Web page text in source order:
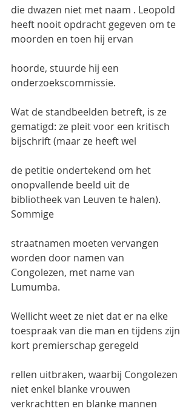
die dwazen niet met naam . Leopold
heeft nooit opdracht gegeven om te
moorden en toen hij ervan
hoorde, stuurde hij een
onderzoekscommissie.
Wat de standbeelden betreft, is ze
gematigd: ze pleit voor een kritisch
bijschrift (maar ze heeft wel
de petitie ondertekend om het
onopvallende beeld uit de
bibliotheek van Leuven te halen).
Sommige
straatnamen moeten vervangen
worden door namen van
Congolezen, met name van
Lumumba.
Wellicht weet ze niet dat er na elke
toespraak van die man en tijdens zijn
kort premierschap geregeld
rellen uitbraken, waarbij Congolezen
niet enkel blanke vrouwen
verkrachtten en blanke mannen